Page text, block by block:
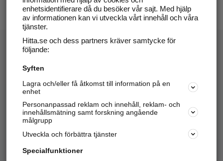
Hitta.se - Gratis nummerupplysning.
Sök företag, personer och platser.
Hitta telefonnummer, adresser, företagsinfo mm.
Marknadsför företaget
enhetsidentifierare då du besöker vår sajt. Med hjälp
av informationen kan vi utveckla vårt innehåll och våra
tjänster.
Hitta.se och dess partners kräver samtycke för
följande:
Syften
Lagra och/eller få åtkomst till information på en
enhet
Personanpassad reklam och innehåll, reklam- och
innehållsmätning samt forskning angående
målgrupp
Utveckla och förbättra tjänster
Specialfunktioner